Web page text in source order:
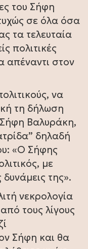
του Σήφη
σε όλα όσα
τα τελευταία
πολιτικές
απέναντι στον
να
τη δήλωση
Βαλυράκη,
δηλαδή
«Ο Σήφης
με
της».
νεκρολογία
τους λίγους
Σήφη και θα